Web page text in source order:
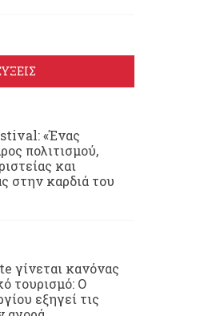
«Ένας
πολιτισμού,
και
στην καρδιά του
γίνεται κανόνας
τουρισμό: Ο
εξηγεί τις